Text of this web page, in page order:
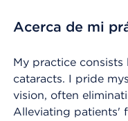
Acerca de mi
My practice
cataracts. I pride
vision, often
Alleviating patients'